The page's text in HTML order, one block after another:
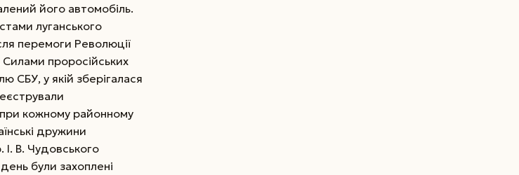
його автомобіль.
луганського
перемоги Революції
Силами проросійських
СБУ, у якій зберігалася
при кожному район­ному
дружини
В. Чудовського
були захоплені